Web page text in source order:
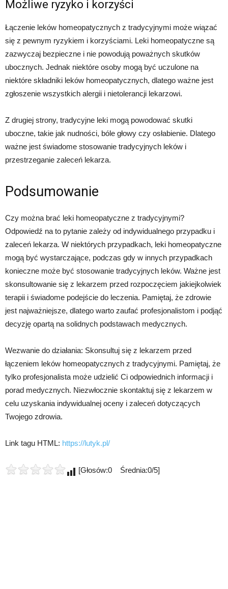
Możliwe ryzyko i korzyści
Łączenie leków homeopatycznych z tradycyjnymi może wiązać
się z pewnym ryzykiem i korzyściami. Leki homeopatyczne są
zazwyczaj bezpieczne i nie powodują poważnych skutków
ubocznych. Jednak niektóre osoby mogą być uczulone na
niektóre składniki leków homeopatycznych, dlatego ważne jest
zgłoszenie wszystkich alergii i nietolerancji lekarzowi.
Z drugiej strony, tradycyjne leki mogą powodować skutki
uboczne, takie jak nudności, bóle głowy czy osłabienie. Dlatego
ważne jest świadome stosowanie tradycyjnych leków i
przestrzeganie zaleceń lekarza.
Podsumowanie
Czy można brać leki homeopatyczne z tradycyjnymi?
Odpowiedź na to pytanie zależy od indywidualnego przypadku i
zaleceń lekarza. W niektórych przypadkach, leki homeopatyczne
mogą być wystarczające, podczas gdy w innych przypadkach
konieczne może być stosowanie tradycyjnych leków. Ważne jest
skonsultowanie się z lekarzem przed rozpoczęciem jakiejkolwiek
terapii i świadome podejście do leczenia. Pamiętaj, że zdrowie
jest najważniejsze, dlatego warto zaufać profesjonalistom i podjąć
decyzję opartą na solidnych podstawach medycznych.
Wezwanie do działania: Skonsultuj się z lekarzem przed
łączeniem leków homeopatycznych z tradycyjnymi. Pamiętaj, że
tylko profesjonalista może udzielić Ci odpowiednich informacji i
porad medycznych. Niezwłocznie skontaktuj się z lekarzem w
celu uzyskania indywidualnej oceny i zaleceń dotyczących
Twojego zdrowia.
Link tagu HTML: https://lutyk.pl/
[Głosów:0 Średnia:0/5]